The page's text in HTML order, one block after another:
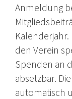
Anmeldung
den Verein
Spenden an
absetzbar.
automatisch